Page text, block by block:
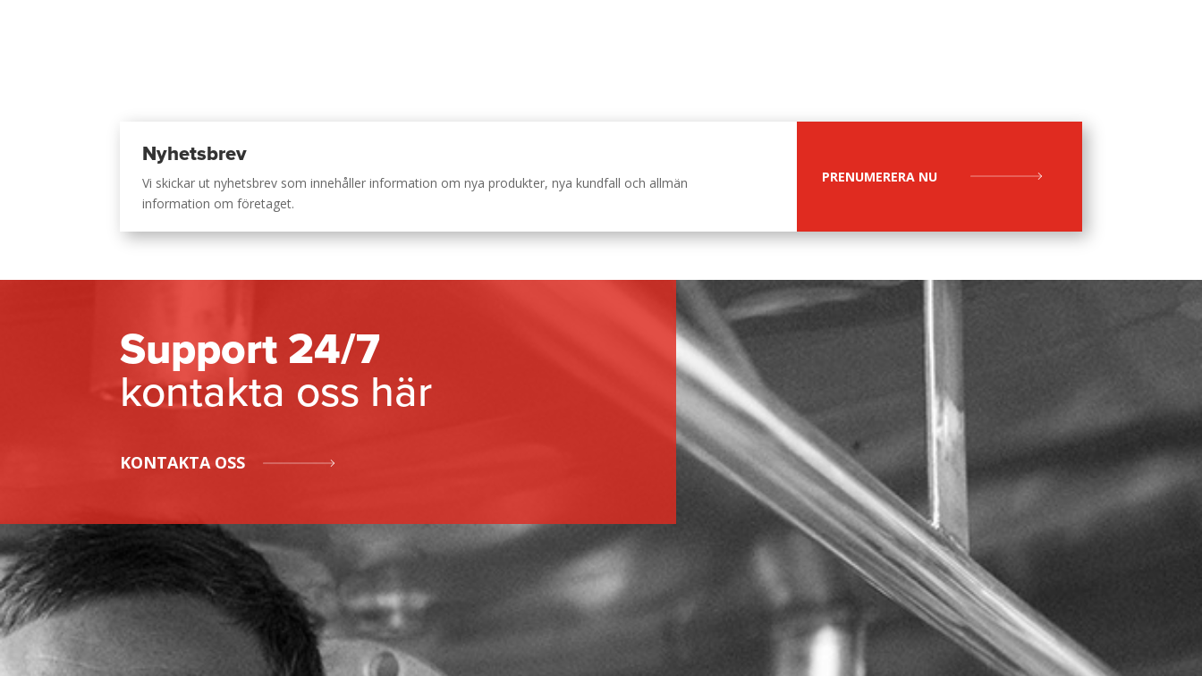
Nyhetsbrev
Vi skickar ut nyhetsbrev som innehåller information om nya produkter, nya kundfall och allmän
information om företaget.
PRENUMERERA NU
Support 24/7
kontakta oss här
KONTAKTA OSS